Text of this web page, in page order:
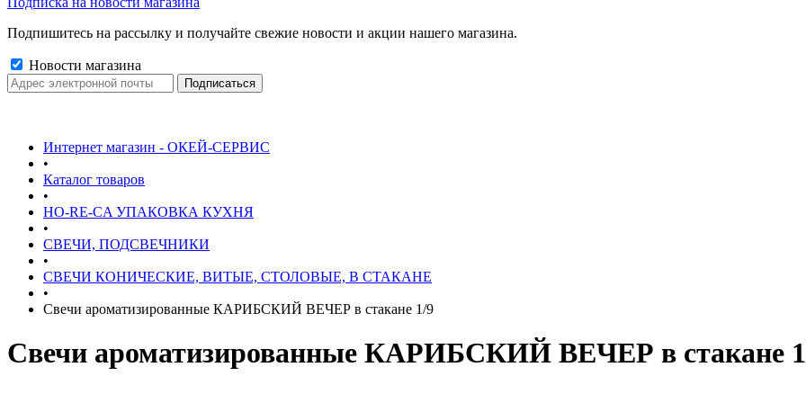
Подпишитесь на рассылку и получайте свежие новости и акции нашего магазина.
Новости магазина
Интернет магазин - ОКЕЙ-СЕРВИС
•
Каталог товаров
•
HO-RE-CA УПАКОВКА КУХНЯ
•
СВЕЧИ, ПОДСВЕЧНИКИ
•
СВЕЧИ КОНИЧЕСКИЕ, ВИТЫЕ, СТОЛОВЫЕ, В СТАКАНЕ
•
Свечи ароматизированные КАРИБСКИЙ ВЕЧЕР в стакане 1/9
Свечи ароматизированные КАРИБСКИЙ ВЕЧЕР в стакане